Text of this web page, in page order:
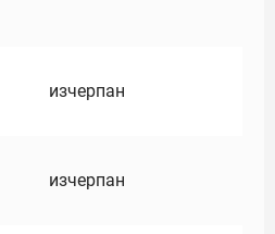
изчерпан
изчерпан